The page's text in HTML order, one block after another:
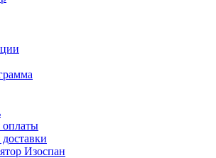
оплаты
Изоспан